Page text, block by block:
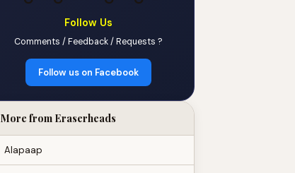
Follow Us
Comments / Feedback / Requests ?
Follow us on Facebook
More from Eraserheads
Alapaap